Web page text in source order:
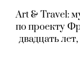
Art & Travel:
по проекту
двадцать